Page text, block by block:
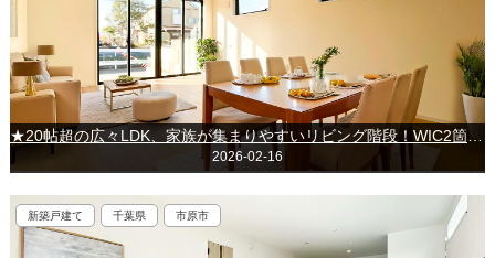
★20帖超の広々LDK、家族が集まりやすいリビング階段！WIC2箇所＋リネン庫で収納充実★～木更津市貝渕～
2026-02-16
新築戸建て 千葉県 市原市